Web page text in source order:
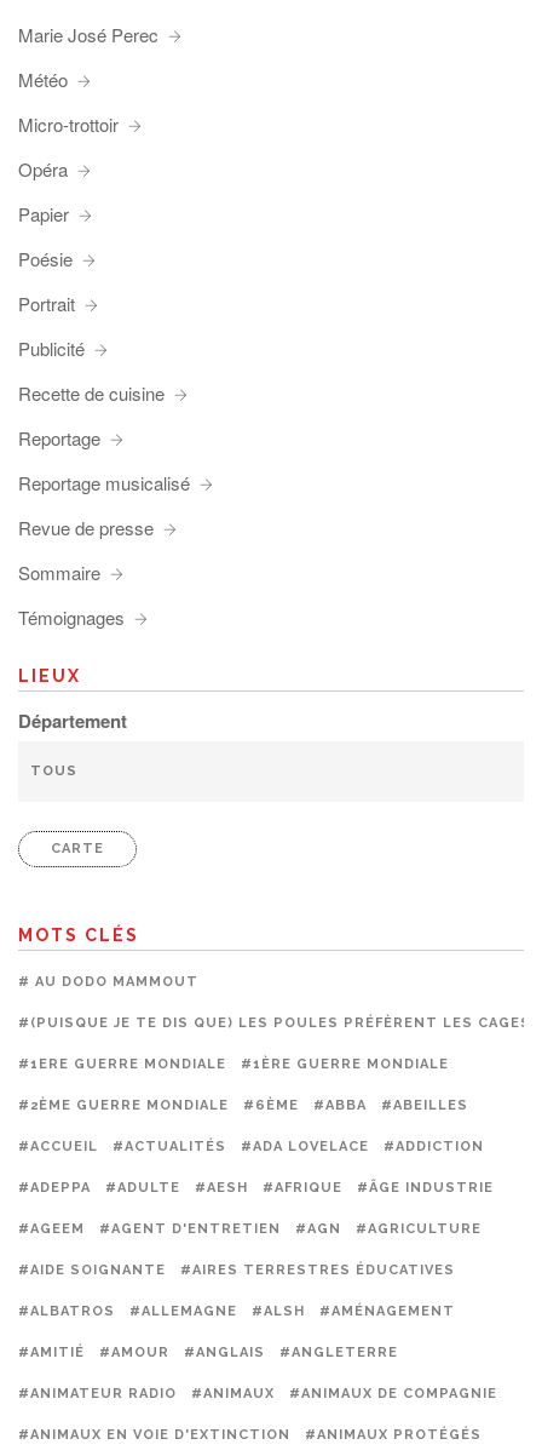
Marie José Perec
Météo
Micro-trottoir
Opéra
Papier
Poésie
Portrait
Publicité
Recette de cuisine
Reportage
Reportage musicalisé
Revue de presse
Sommaire
Témoignages
LIEUX
Département
CARTE
MOTS CLÉS
# AU DODO MAMMOUT
#(PUISQUE JE TE DIS QUE) LES POULES PRÉFÈRENT LES CAGES
#1ERE GUERRE MONDIALE #1ÈRE GUERRE MONDIALE
#2ÈME GUERRE MONDIALE #6ÈME #ABBA #ABEILLES
#ACCUEIL #ACTUALITÉS #ADA LOVELACE #ADDICTION
#ADEPPA #ADULTE #AESH #AFRIQUE #ÂGE INDUSTRIE
#AGEEM #AGENT D'ENTRETIEN #AGN #AGRICULTURE
#AIDE SOIGNANTE #AIRES TERRESTRES ÉDUCATIVES
#ALBATROS #ALLEMAGNE #ALSH #AMÉNAGEMENT
#AMITIÉ #AMOUR #ANGLAIS #ANGLETERRE
#ANIMATEUR RADIO #ANIMAUX #ANIMAUX DE COMPAGNIE
#ANIMAUX EN VOIE D'EXTINCTION #ANIMAUX PROTÉGÉS